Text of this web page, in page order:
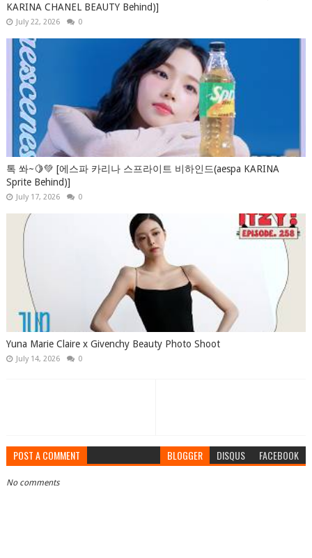
KARINA CHANEL BEAUTY Behind)]
July 22, 2026 0
톡 쏴~🍋💚 [에스파 카리나 스프라이트 비하인드(aespa KARINA
Sprite Behind)]
July 17, 2026 0
Yuna Marie Claire x Givenchy Beauty Photo Shoot
July 14, 2026 0
POST A COMMENT BLOGGER DISQUS FACEBOOK
No comments